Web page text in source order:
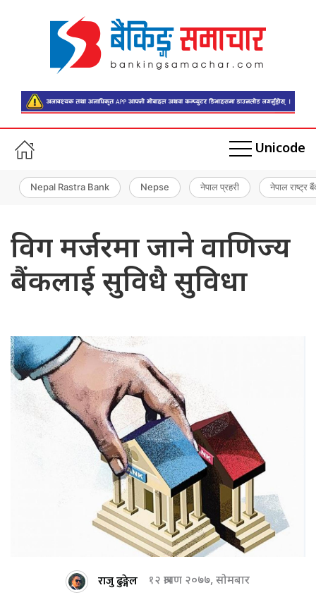
Unicode
Nepal Rastra Bank Nepse नेपाल प्रहरी नेपाल राष्ट्र
विग मर्जरमा जाने वाणिज्य
बैंकलाई सुविधै सुविधा
राजु ढुङ्गेल १२ श्रावण २०७७, सोमबार